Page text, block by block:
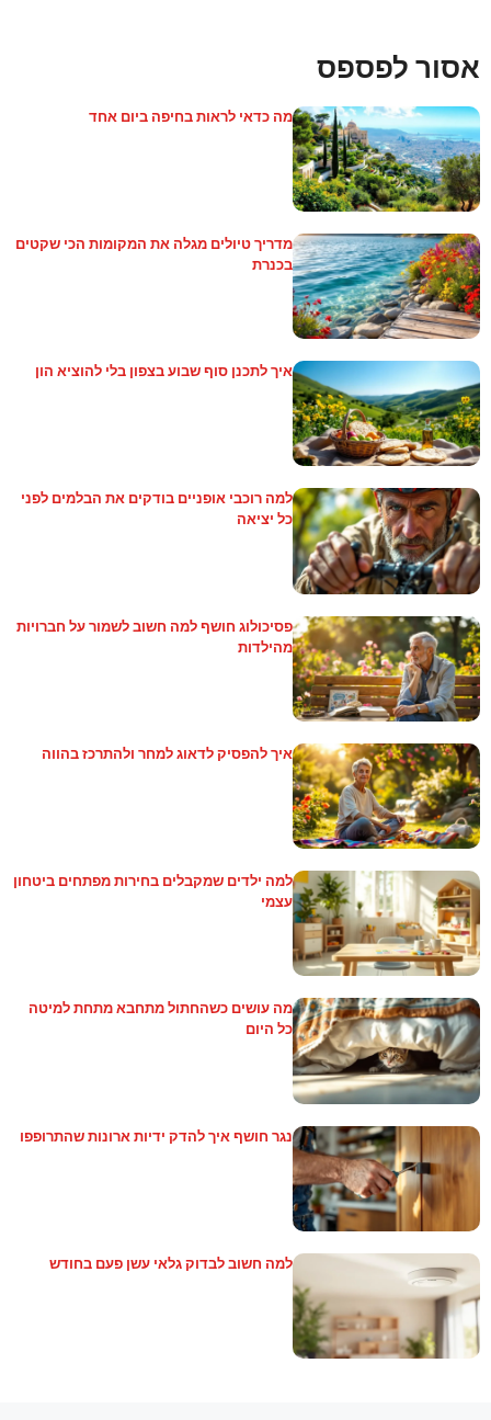
אסור לפספס
מה כדאי לראות בחיפה ביום אחד
מדריך טיולים מגלה את המקומות הכי שקטים
בכנרת
איך לתכנן סוף שבוע בצפון בלי להוציא הון
למה רוכבי אופניים בודקים את הבלמים לפני
כל יציאה
פסיכולוג חושף למה חשוב לשמור על חברויות
מהילדות
איך להפסיק לדאוג למחר ולהתרכז בהווה
למה ילדים שמקבלים בחירות מפתחים ביטחון
עצמי
מה עושים כשהחתול מתחבא מתחת למיטה
כל היום
נגר חושף איך להדק ידיות ארונות שהתרופפו
למה חשוב לבדוק גלאי עשן פעם בחודש